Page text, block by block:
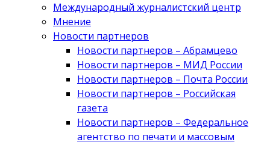
Международный журналистский центр
Мнение
Новости партнеров
Новости партнеров – Абрамцево
Новости партнеров – МИД России
Новости партнеров – Почта России
Новости партнеров – Российская
газета
Новости партнеров – Федеральное
агентство по печати и массовым